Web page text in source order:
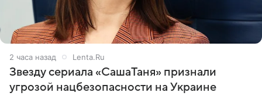
2 часа назад Lenta.Ru
Звезду сериала «СашаТаня» признали
угрозой нацбезопасности на Украине